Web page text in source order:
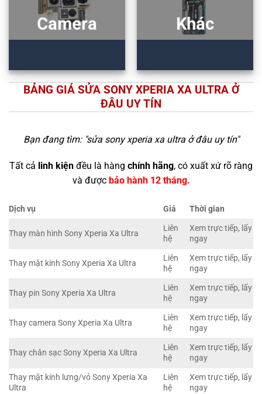
Camera Khác
BẢNG GIÁ SỬA SONY XPERIA XA ULTRA Ở
ĐÂU UY TÍN
Bạn đang tìm: "sửa sony xperia xa ultra ở đâu uy tín"
Tất cả linh kiện đều là hàng chính hãng, có xuất xứ rõ ràng
và được bảo hành 12 tháng.
Dịch vụ Giá Thời gian
Thay màn hình Sony Xperia Xa Ultra
Liên
hệ
Xem trực tiếp, lấy
ngay
Thay mặt kính Sony Xperia Xa Ultra
Liên
hệ
Xem trực tiếp, lấy
ngay
Thay pin Sony Xperia Xa Ultra
Liên
hệ
Xem trực tiếp, lấy
ngay
Thay camera Sony Xperia Xa Ultra
Liên
hệ
Xem trực tiếp, lấy
ngay
Thay chân sạc Sony Xperia Xa Ultra
Liên
hệ
Xem trực tiếp, lấy
ngay
Thay mặt kính lưng/vỏ Sony Xperia Xa
Ultra
Liên
hệ
Xem trực tiếp, lấy
ngay